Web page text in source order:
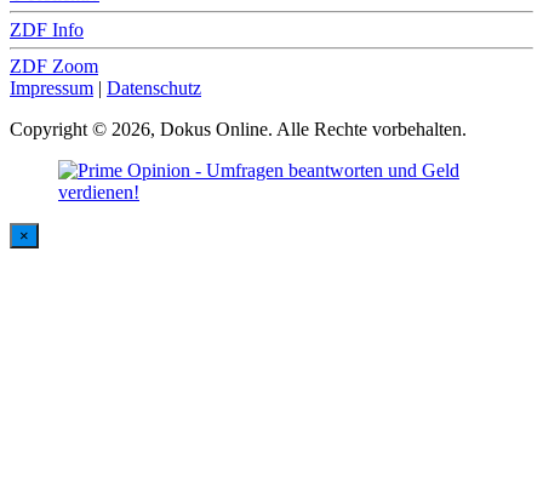
ZDF Info
ZDF Zoom
Impressum | Datenschutz
Copyright © 2026, Dokus Online. Alle Rechte vorbehalten.
×